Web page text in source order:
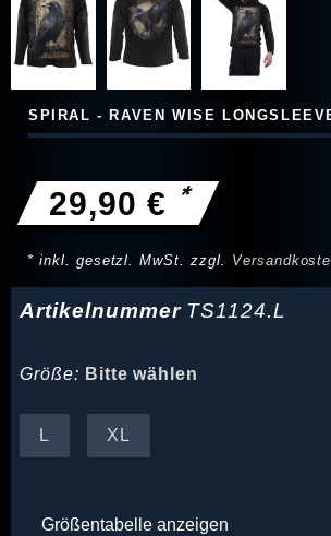
SPIRAL - RAVEN WISE
29,90 € *
* inkl. gesetzl. MwSt. zzgl.
Artikelnummer TS1124.L
Größe: Bitte wählen
L XL
Größentabelle anzeigen